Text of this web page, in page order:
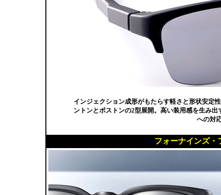
インジェクション成形がもたらす軽さと形状安定
ントンとボストンの2型展開。高い装用感を生み
への対
フォーナインズ